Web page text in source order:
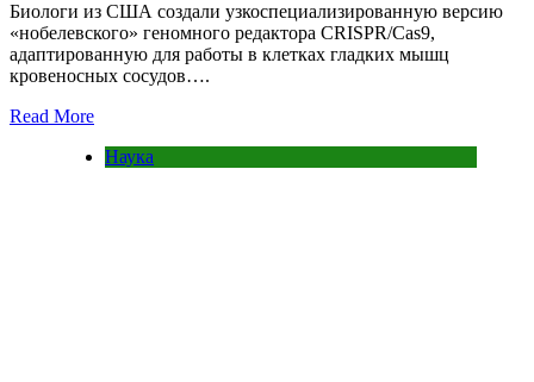
Биологи из США создали узкоспециализированную версию
«нобелевского» геномного редактора CRISPR/Cas9,
адаптированную для работы в клетках гладких мышц
кровеносных сосудов….
Read More
Наука